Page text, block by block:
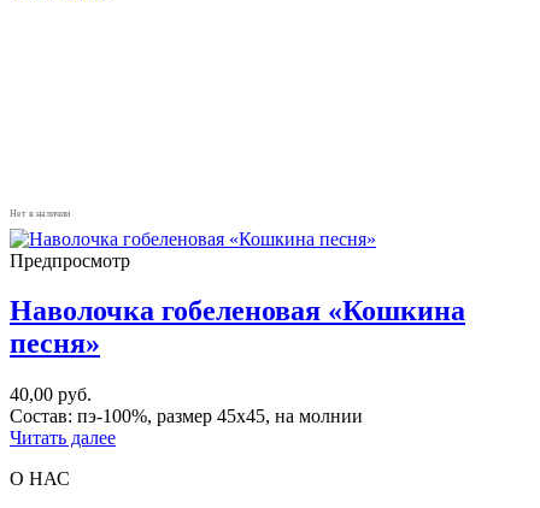
Нет в наличии
Предпросмотр
Наволочка гобеленовая «Кошкина
песня»
40,00 руб.
Состав: пэ-100%, размер 45х45, на молнии
Читать далее
О НАС